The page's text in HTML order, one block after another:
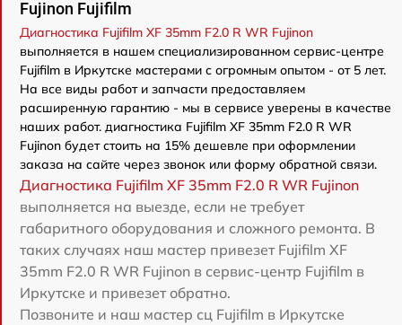
Fujinon Fujifilm
Диагностика Fujifilm XF 35mm F2.0 R WR Fujinon
выполняется в нашем специализированном сервис-центре
Fujifilm в Иркутске мастерами с огромным опытом - от 5 лет.
На все виды работ и запчасти предоставляем
расширенную гарантию - мы в сервисе уверены в качестве
наших работ. диагностика Fujifilm XF 35mm F2.0 R WR
Fujinon будет стоить на 15% дешевле при оформлении
заказа на сайте через звонок или форму обратной связи.
Диагностика Fujifilm XF 35mm F2.0 R WR Fujinon
выполняется на выезде, если не требует
габаритного оборудования и сложного ремонта. В
таких случаях наш мастер привезет Fujifilm XF
35mm F2.0 R WR Fujinon в сервис-центр Fujifilm в
Иркутске и привезет обратно.
Позвоните и наш мастер сц Fujifilm в Иркутске